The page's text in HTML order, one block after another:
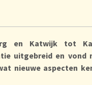
en Katwijk tot
uitgebreid en vond
nieuwe aspecten